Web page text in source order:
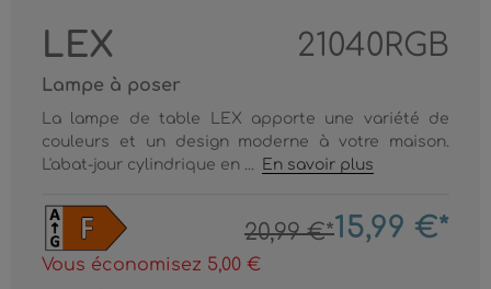
LEX 21040RGB
Lampe à poser
La lampe de table LEX apporte une variété de
couleurs et un design moderne à votre maison.
L'abat-jour cylindrique en ...
En savoir plus
20,99 €*15,99 €*
Vous économisez 5,00 €